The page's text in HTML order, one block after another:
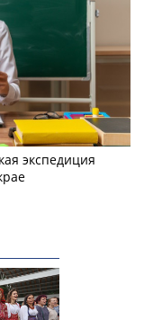
экспедиция